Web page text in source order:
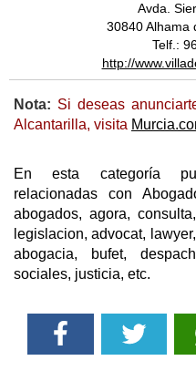
Avda.
30840 Alhama
Telf.:
http://
Nota: Si deseas
Alcantarilla, visita
En esta categoría
relacionadas con
abogados, agora,
legislacion, advocat,
abogacia, bufet,
sociales, justicia, etc.